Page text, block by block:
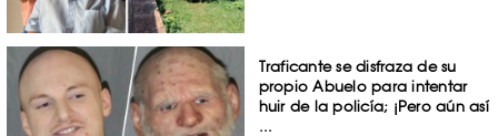
Traficante se disfraza de su
propio Abuelo para intentar
huir de la policía; ¡Pero aún así
...